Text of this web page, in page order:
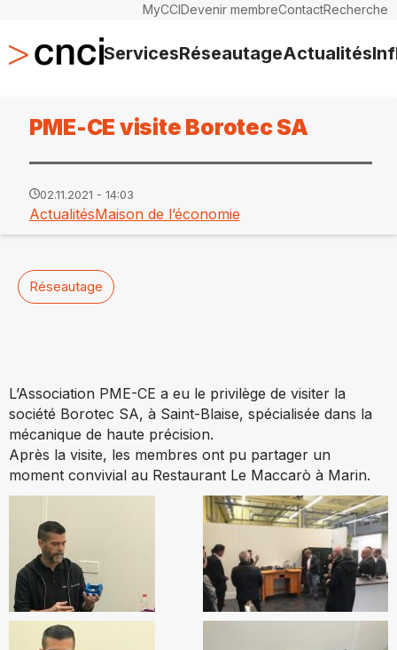
MyCCIDevenir membreContactRecherche
ServicesRéseautageActualités
PME-CE visite Borotec SA
02.11.2021 - 14:03
ActualitésMaison de l’économie
Réseautage
L’Association PME-CE a eu le privilège de visiter la
société Borotec SA, à Saint-Blaise, spécialisée dans la
mécanique de haute précision.
Après la visite, les membres ont pu partager un
moment convivial au Restaurant Le Maccarò à Marin.